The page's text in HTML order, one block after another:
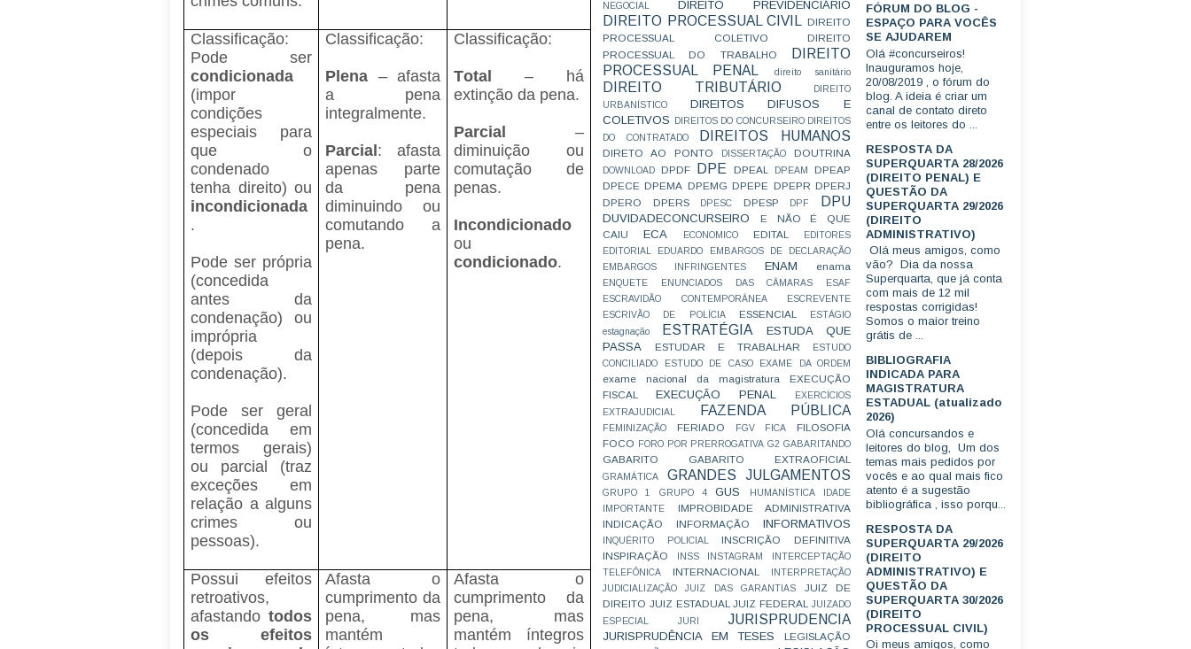
Classificação:
Pode ser
condicionada
(impor
condições
especiais para
que o
condenado
tenha direito) ou
incondicionada
.
Pode ser própria
(concedida
antes da
condenação) ou
imprópria
(depois da
condenação).
Pode ser geral
(concedida em
termos gerais)
ou parcial (traz
exceções em
relação a alguns
crimes ou
pessoas).
Classificação:
Plena – afasta
a pena
integralmente.
Parcial : afasta
apenas parte
da pena
diminuindo ou
comutando a
pena.
Classificação:
Total
– há
extinção da pena.
Parcial
–
diminuição ou
comutação de
penas.
Incondicionado
ou
condicionado.
Possui efeitos
retroativos,
afastando todos
os efeitos
Afasta o
cumprimento da
pena, mas
mantém
Afasta o
cumprimento da
pena, mas
mantém íntegros
NEGOCIAL
DIREITO PREVIDENCIÁRIO
DIREITO PROCESSUAL CIVIL
DIREITO
PROCESSUAL COLETIVO
DIREITO
PROCESSUAL DO TRABALHO
DIREITO
PROCESSUAL PENAL
direito sanitário
DIREITO TRIBUTÁRIO
DIREITO
URBANÍSTICO
DIREITOS DIFUSOS E
COLETIVOS
DIREITOS DO CONCURSEIRO DIREITOS
DO CONTRATADO
DIREITOS HUMANOS
DIRETO AO PONTO DISSERTAÇÃO DOUTRINA
DOWNLOAD DPDF DPE DPEAL DPEAM
DPEAP
DPECE DPEMA DPEMG DPEPE DPEPR DPERJ
DPERO
DPERS DPESC DPESP DPF DPU
DUVIDADECONCURSEIRO
E NÃO É QUE
CAIU
ECA ECONOMICO EDITAL
EDITORES
EDITORIAL
EDUARDO
EMBARGOS DE DECLARAÇÃO
EMBARGOS INFRINGENTES
ENAM enama
ENQUETE ENUNCIADOS DAS CÂMARAS
ESAF
ESCRAVIDÃO CONTEMPORÂNEA
ESCREVENTE
ESCRIVÃO DE POLÍCIA
ESSENCIAL
ESTÁGIO
estagnação
ESTRATÉGIA
ESTUDA QUE
PASSA
ESTUDAR E TRABALHAR
ESTUDO
CONCILIADO
ESTUDO DE CASO EXAME DA ORDEM
exame nacional da magistratura
EXECUÇÃO
FISCAL
EXECUÇÃO PENAL
EXERCÍCIOS
EXTRAJUDICIAL
FAZENDA PÚBLICA
FEMINIZAÇÃO FERIADO FGV FICA
FILOSOFIA
FOCO
FORO POR PRERROGATIVA G2 GABARITANDO
GABARITO GABARITO EXTRAOFICIAL
GRAMÁTICA GRANDES JULGAMENTOS
GRUPO 1 GRUPO 4 GUS HUMANÍSTICA
IDADE
IMPORTANTE
IMPROBIDADE ADMINISTRATIVA
INDICAÇÃO
INFORMAÇÃO INFORMATIVOS
INQUÉRITO POLICIAL
INSCRIÇÃO DEFINITIVA
INSPIRAÇÃO
INSS INSTAGRAM
INTERCEPTAÇÃO
TELEFÔNICA
INTERNACIONAL
INTERPRETAÇÃO
JUDICIALIZAÇÃO
JUIZ DAS GARANTIAS
JUIZ DE
DIREITO JUIZ ESTADUAL JUIZ FEDERAL
JUIZADO
ESPECIAL
JURI JURISPRUDENCIA
JURISPRUDÊNCIA EM TESES
LEGISLAÇÃO
FÓRUM DO BLOG -
ESPAÇO PARA VOCÊS
SE AJUDAREM
Olá #concurseiros!
Inauguramos hoje,
20/08/2019 , o fórum do
blog. A ideia é criar um
canal de contato direto
entre os leitores do ...
RESPOSTA DA
SUPERQUARTA 28/2026
(DIREITO PENAL) E
QUESTÃO DA
SUPERQUARTA 29/2026
(DIREITO
ADMINISTRATIVO)
Olá meus amigos, como
vão? Dia da nossa
Superquarta, que já conta
com mais de 12 mil
respostas corrigidas!
Somos o maior treino
grátis de ...
BIBLIOGRAFIA
INDICADA PARA
MAGISTRATURA
ESTADUAL (atualizado
2026)
Olá concursandos e
leitores do blog, Um dos
temas mais pedidos por
vocês e ao qual mais fico
atento é a sugestão
bibliográfica , isso porqu...
RESPOSTA DA
SUPERQUARTA 29/2026
(DIREITO
ADMINISTRATIVO) E
QUESTÃO DA
SUPERQUARTA 30/2026
(DIREITO
PROCESSUAL CIVIL)
Oi meus amigos, como